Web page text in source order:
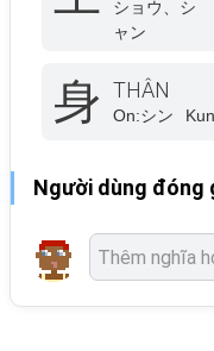
ショウ、シ
ャン
身 THÂN
On:シン
Người dùng đóng